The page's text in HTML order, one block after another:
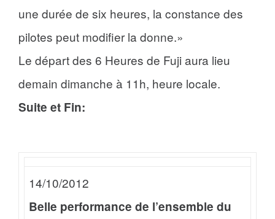
une durée de six heures, la constance des
pilotes peut modifier la donne.»
Le départ des 6 Heures de Fuji aura lieu
demain dimanche à 11h, heure locale.
Suite et Fin:
14/10/2012
Belle performance de l’ensemble du